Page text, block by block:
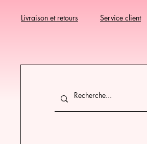
Livraison et retours Service client